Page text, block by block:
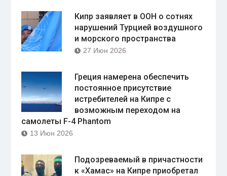
Кипр заявляет в ООН о сотнях
нарушений Турцией воздушного
и морского пространства
27 Июн 2026
Греция намерена обеспечить
постоянное присутствие
истребителей на Кипре с
возможным переходом на
самолеты F-4 Phantom
13 Июн 2026
Подозреваемый в причастности
к «Хамас» на Кипре приобретал